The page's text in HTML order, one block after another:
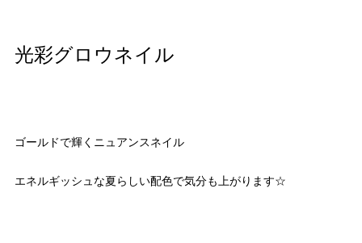
光彩グロウネイル
ゴールドで輝くニュアンスネイル
エネルギッシュな夏らしい配色で気分も上がります☆